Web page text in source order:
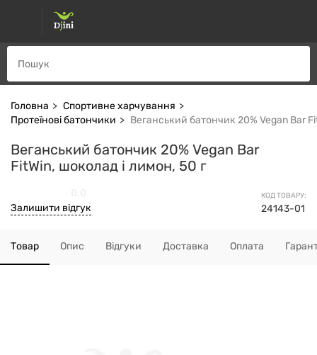
Головна
Спортивне харчування
Протеїнові батончики
Веганський батончик 20% Vegan Bar
Веганський батончик 20% Vegan Bar
FitWin, шоколад і лимон, 50 г
КОД ТОВАРУ:
24143-01
Залишити відгук
Товар Опис Відгуки Доставка Оплата